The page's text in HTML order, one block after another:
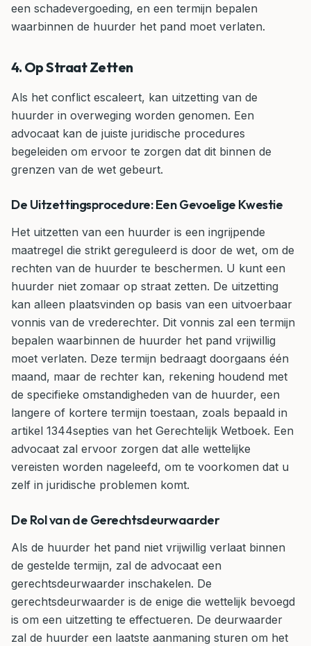
een schadevergoeding, en een termijn bepalen
waarbinnen de huurder het pand moet verlaten.
4. Op Straat Zetten
Als het conflict escaleert, kan uitzetting van de
huurder in overweging worden genomen. Een
advocaat kan de juiste juridische procedures
begeleiden om ervoor te zorgen dat dit binnen de
grenzen van de wet gebeurt.
De Uitzettingsprocedure: Een Gevoelige Kwestie
Het uitzetten van een huurder is een ingrijpende
maatregel die strikt gereguleerd is door de wet, om de
rechten van de huurder te beschermen. U kunt een
huurder niet zomaar op straat zetten. De uitzetting
kan alleen plaatsvinden op basis van een uitvoerbaar
vonnis van de vrederechter. Dit vonnis zal een termijn
bepalen waarbinnen de huurder het pand vrijwillig
moet verlaten. Deze termijn bedraagt doorgaans één
maand, maar de rechter kan, rekening houdend met
de specifieke omstandigheden van de huurder, een
langere of kortere termijn toestaan, zoals bepaald in
artikel 1344septies van het Gerechtelijk Wetboek. Een
advocaat zal ervoor zorgen dat alle wettelijke
vereisten worden nageleefd, om te voorkomen dat u
zelf in juridische problemen komt.
De Rol van de Gerechtsdeurwaarder
Als de huurder het pand niet vrijwillig verlaat binnen
de gestelde termijn, zal de advocaat een
gerechtsdeurwaarder inschakelen. De
gerechtsdeurwaarder is de enige die wettelijk bevoegd
is om een uitzetting te effectueren. De deurwaarder
zal de huurder een laatste aanmaning sturen om het